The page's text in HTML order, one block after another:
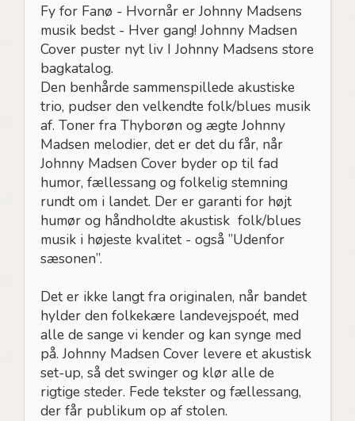
Fy for Fanø - Hvornår er Johnny Madsens
musik bedst - Hver gang! Johnny Madsen
Cover puster nyt liv I Johnny Madsens store
bagkatalog.
Den benhårde sammenspillede akustiske
trio, pudser den velkendte folk/blues musik
af. Toner fra Thyborøn og ægte Johnny
Madsen melodier, det er det du får, når
Johnny Madsen Cover byder op til fad
humor, fællessang og folkelig stemning
rundt om i landet. Der er garanti for højt
humør og håndholdte akustisk folk/blues
musik i højeste kvalitet - også ”Udenfor
sæsonen”.
Det er ikke langt fra originalen, når bandet
hylder den folkekære landevejspoét, med
alle de sange vi kender og kan synge med
på. Johnny Madsen Cover levere et akustisk
set-up, så det swinger og klør alle de
rigtige steder. Fede tekster og fællessang,
der får publikum op af stolen.